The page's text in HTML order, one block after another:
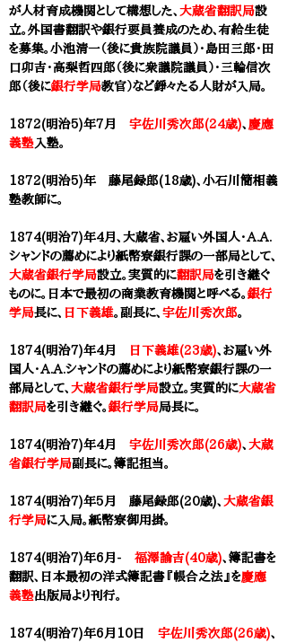
が人材育成機関として構想した、 大蔵省翻訳局設
立。外国書翻訳や銀行要員養成のため、有給生徒
を募集。小池清一（後に貴族院議員）・島田三郎・田
口卯吉・高梨哲四郎（後に衆議院議員）・三輪信次
郎（後に銀行学局教官）など錚々たる人財が入局。
1872(明治5)年7月 宇佐川秀次郎(24歳)、 慶應
義塾 入塾。
1872(明治5)年 藤尾録郎(18歳)、小石川簡相義
塾教師に。
1874(明治7)年4月、大蔵省、お雇い外国人・A.A.
シャンドの薦めにより紙幣寮銀行課の一部局として、
大蔵省銀行学局設立。実質的に翻訳局を引き継ぐ
ものに。日本で最初の商業教育機関と呼べる。 銀行
学局長に、 日下義雄。副長に、 宇佐川秀次郎。
1874(明治7)年4月 日下義雄(23歳)、お雇い外
国人・A.A.シャンドの薦めにより紙幣寮銀行課の一
部局として、 大蔵省銀行学局設立。実質的に大蔵省
翻訳局を引き継ぐ。 銀行学局局長に。
1874(明治7)年4月 宇佐川秀次郎(26歳)、 大蔵
省銀行学局副長に。簿記担当。
1874(明治7)年5月 藤尾録郎(20歳)、 大蔵省銀
行学局に入局。紙幣寮御用掛。
1874(明治7)年6月- 福澤諭吉(40歳)、簿記書を
翻訳、日本最初の洋式簿記書『帳合之法』を慶應
義塾出版局より刊行。
1874(明治7)年6月10日 宇佐川秀次郎(26歳)、